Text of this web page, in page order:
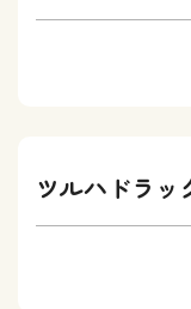
ツルハドラ